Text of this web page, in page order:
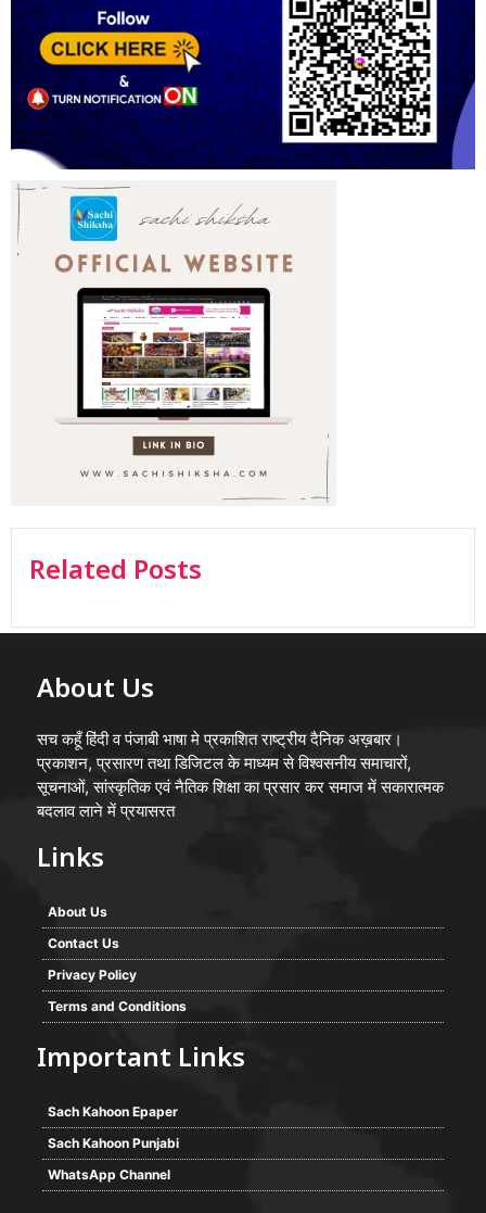
Related Posts
About Us
सच कहूँ हिंदी व पंजाबी भाषा मे प्रकाशित राष्ट्रीय दैनिक अख़बार।
प्रकाशन, प्रसारण तथा डिजिटल के माध्यम से विश्वसनीय समाचारों,
सूचनाओं, सांस्कृतिक एवं नैतिक शिक्षा का प्रसार कर समाज में सकारात्मक
बदलाव लाने में प्रयासरत
Links
About Us
Contact Us
Privacy Policy
Terms and Conditions
Important Links
Sach Kahoon Epaper
Sach Kahoon Punjabi
WhatsApp Channel